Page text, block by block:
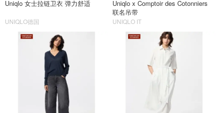
Uniqlo 女士拉链卫衣 弹力舒适
UNIQLO德国
Uniqlo x Comptoir des Cotonniers
联名吊带
UNIQLO IT